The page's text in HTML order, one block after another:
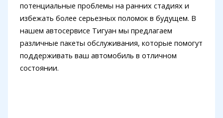
потенциальные проблемы на ранних стадиях и
избежать более серьезных поломок в будущем. В
нашем автосервисе Тигуан мы предлагаем
различные пакеты обслуживания, которые помогут
поддерживать ваш автомобиль в отличном
состоянии.